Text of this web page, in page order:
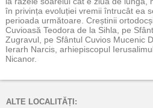
în privința evoluției vremii întrucât ea
perioada următoare. Creștinii
Cuvioasă Teodora de la Sihla, pe
Zugravul, pe Sfântul Cuvios Mucenic
Ierarh Narcis, arhiepiscopul
Nicanor.
ALTE LOCALITĂȚI: